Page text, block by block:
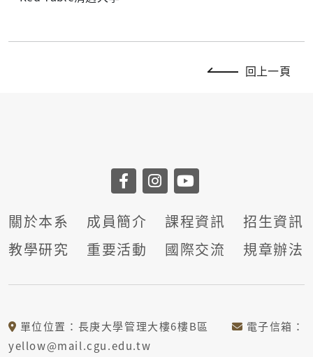
回上一頁
關於本系
教學研究
成員簡介
重要活動
課程資訊
國際交流
招生資訊
規章辦法
單位位置：長庚大學管理大樓6樓B區
電子信箱：
yellow@mail.cgu.edu.tw